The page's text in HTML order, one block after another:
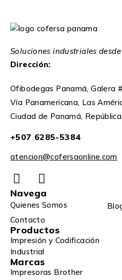
Soluciones industriales
Dirección:
Ofibodegas Panamá, Galera
Vía Panamericana, Las
Ciudad de Panamá,
+507 6285-5384
atencion@cofersaonline.com
Navega
Quienes Somos
Contacto
Productos
Impresión y Codificación
Industrial
Marcas
Impresoras Brother